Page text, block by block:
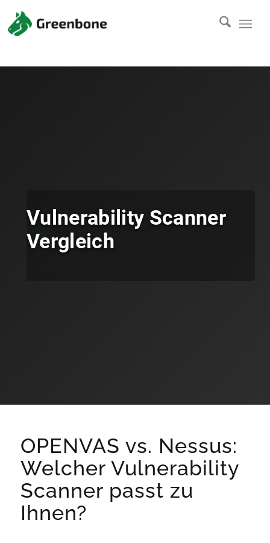
Vulnerability Scanner
Vergleich
OPENVAS vs. Nessus:
Welcher Vulnerability
Scanner passt zu
Ihnen?